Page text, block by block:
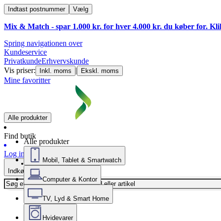
Indtast postnummer Vælg
Mix & Match - spar 1.000 kr. for hver 4.000 kr. du køber for.
Spring navigationen over
Kundeservice
PrivatkundeErhvervskunde
Vis priser:
Inkl. moms | Ekskl. moms
Mine favoritter
Alle produkter
Find butik
Log ind
Indkøbskurv
Alle produkter
Mobil, Tablet & Smartwatch
Computer & Kontor
TV, Lyd & Smart Home
Hvidevarer